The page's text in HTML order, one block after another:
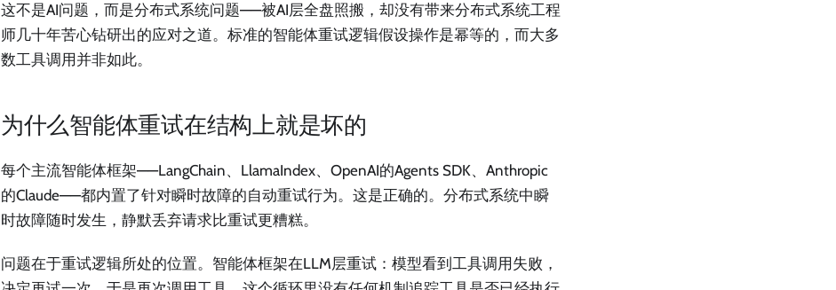
这不是AI问题，而是分布式系统问题——被AI层全盘照搬，却没有带来分布式系统工程
师几十年苦心钻研出的应对之道。标准的智能体重试逻辑假设操作是幂等的，而大多
数工具调用并非如此。
为什么智能体重试在结构上就是坏的
每个主流智能体框架——LangChain、LlamaIndex、OpenAI的Agents SDK、Anthropic
的Claude——都内置了针对瞬时故障的自动重试行为。这是正确的。分布式系统中瞬
时故障随时发生，静默丢弃请求比重试更糟糕。
问题在于重试逻辑所处的位置。智能体框架在LLM层重试：模型看到工具调用失败，